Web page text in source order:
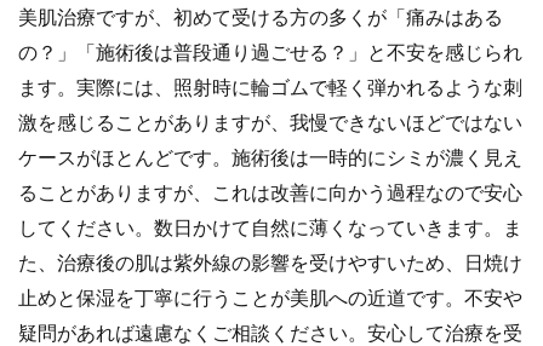
美肌治療ですが、初めて受ける方の多くが「痛みはある
の？」「施術後は普段通り過ごせる？」と不安を感じられ
ます。実際には、照射時に輪ゴムで軽く弾かれるような刺
激を感じることがありますが、我慢できないほどではない
ケースがほとんどです。施術後は一時的にシミが濃く見え
ることがありますが、これは改善に向かう過程なので安心
してください。数日かけて自然に薄くなっていきます。ま
た、治療後の肌は紫外線の影響を受けやすいため、日焼け
止めと保湿を丁寧に行うことが美肌への近道です。不安や
疑問があれば遠慮なくご相談ください。安心して治療を受